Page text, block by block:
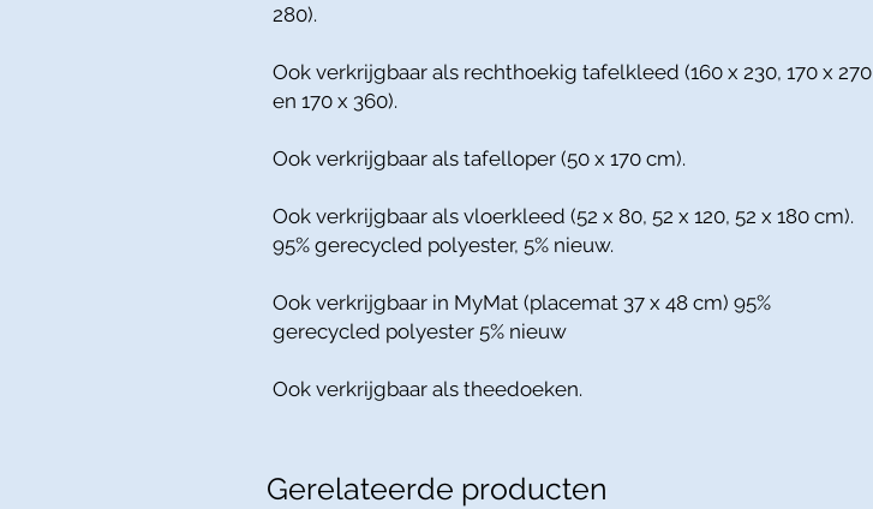
280).
Ook verkrijgbaar als rechthoekig tafelkleed (160 x 230, 170 x 270
en 170 x 360).
Ook verkrijgbaar als tafelloper (50 x 170 cm).
Ook verkrijgbaar als vloerkleed (52 x 80, 52 x 120, 52 x 180 cm).
95% gerecycled polyester, 5% nieuw.
Ook verkrijgbaar in MyMat (placemat 37 x 48 cm) 95%
gerecycled polyester 5% nieuw
Ook verkrijgbaar als theedoeken.
Gerelateerde producten